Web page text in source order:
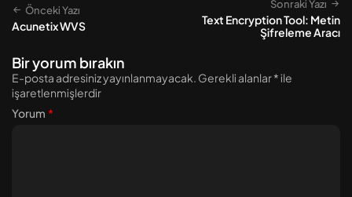
Önceki Yazı
Acunetix WVS
Sonraki Yazı
Text Encryption Tool: Metin
Şifreleme Aracı
Bir yorum bırakın
E-posta adresiniz yayınlanmayacak. Gerekli alanlar*ile
işaretlenmişlerdir
Yorum *